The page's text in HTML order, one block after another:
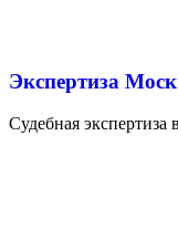
Экспертиза
Судебная